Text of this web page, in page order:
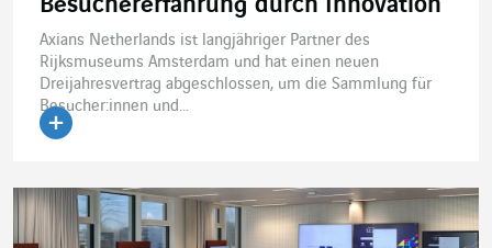
Besuchererfahrung durch Innovation
Axians Netherlands ist langjähriger Partner des
Rijksmuseums Amsterdam und hat einen neuen
Dreijahresvertrag abgeschlossen, um die Sammlung für
Besucher:innen und...